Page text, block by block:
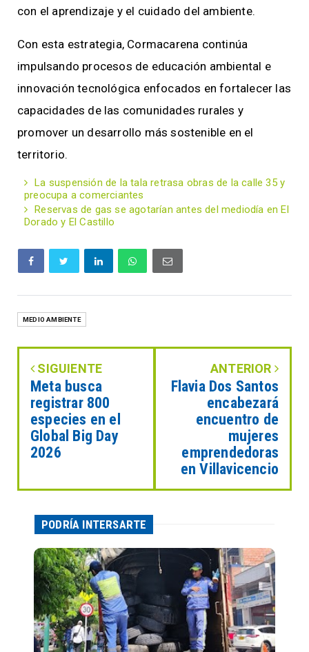
con el aprendizaje y el cuidado del ambiente.
Con esta estrategia, Cormacarena continúa
impulsando procesos de educación ambiental e
innovación tecnológica enfocados en fortalecer las
capacidades de las comunidades rurales y
promover un desarrollo más sostenible en el
territorio.
La suspensión de la tala retrasa obras de la calle 35 y
preocupa a comerciantes
Reservas de gas se agotarían antes del mediodía en El
Dorado y El Castillo
MEDIO AMBIENTE
SIGUIENTE
Meta busca
registrar 800
especies en el
Global Big Day
2026
ANTERIOR
Flavia Dos Santos
encabezará
encuentro de
mujeres
emprendedoras
en Villavicencio
PODRÍA INTERSARTE